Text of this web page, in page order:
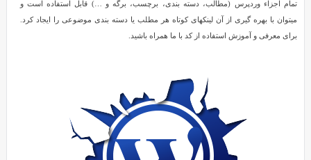
تمام اجزاء وردپرس (مطالب، دسته بندی، برچسب، برگه و …) قابل استفاده است و
میتوان با بهره گیری از آن لینکهای کوتاه هر مطلب یا دسته بندی موضوعی را ایجاد کرد.
برای معرفی و آموزش استفاده از کد با ما همراه باشید.